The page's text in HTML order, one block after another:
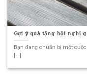
Gợi ý quà tặng hội nghị
Bạn đang chuẩn bị một
[...]